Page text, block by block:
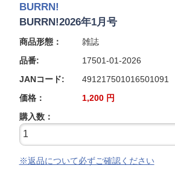
BURRN!
BURRN!2026年1月号
商品形態：
雑誌
品番:
17501-01-2026
JANコード:
491217501016501091
価格：
1,200 円
購入数：
※返品について必ずご確認ください